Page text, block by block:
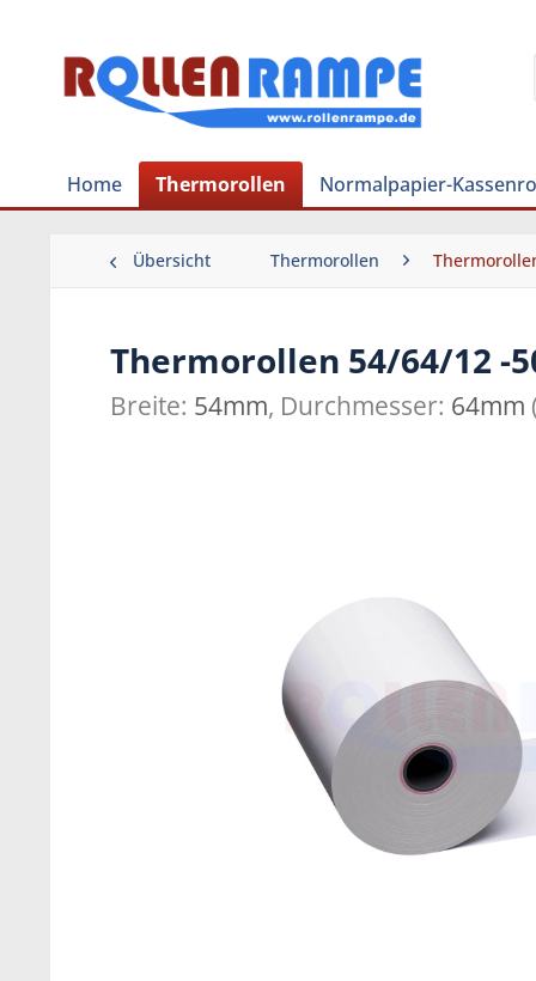
Home Thermorollen Normalpapier-
Übersicht Thermorollen
Thermorollen 54/64/12 -
Breite: 54mm, Durchmesser: 64mm